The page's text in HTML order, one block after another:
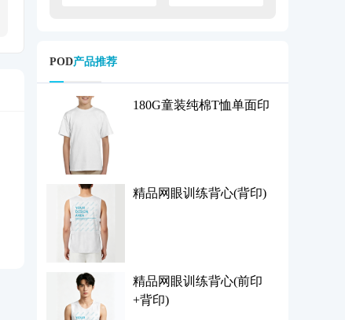
POD产品推荐
180G童装纯棉T恤单面印
精品网眼训练背心(背印)
精品网眼训练背心(前印
+背印)